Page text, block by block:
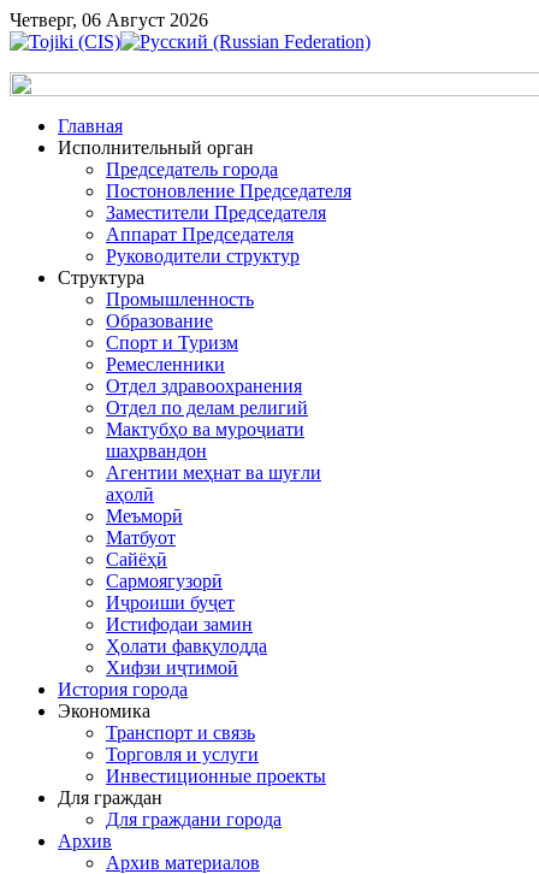
Четверг, 06 Август 2026
Главная
Исполнительный орган
Председатель города
Постоновление Председателя
Заместители Председателя
Аппарат Председателя
Руководители структур
Структура
Промышленность
Образование
Спорт и Туризм
Ремесленники
Отдел здравоохранения
Отдел по делам религий
Мактубҳо ва муроҷиати
шаҳрвандон
Агентии меҳнат ва шуғли
аҳолӣ
Меъморӣ
Матбуот
Сайёҳӣ
Сармоягузорӣ
Иҷроиши буҷет
Истифодаи замин
Ҳолати фавқулодда
Хифзи иҷтимоӣ
История города
Экономика
Транспорт и связь
Торговля и услуги
Инвестиционные проекты
Для граждан
Для граждани города
Архив
Архив материалов